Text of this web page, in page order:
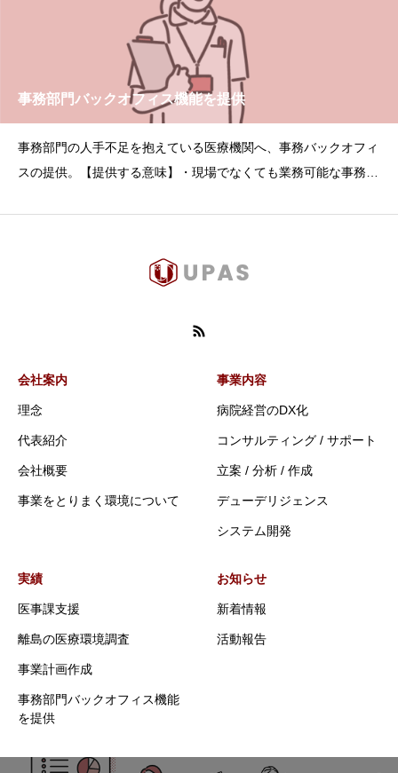
事務部門バックオフィス機能を提供
事務部門の人手不足を抱えている医療機関へ、事務バックオフィ
スの提供。【提供する意味】・現場でなくても業務可能な事務作
会社案内
理念
代表紹介
会社概要
事業をとりまく環境について
事業内容
病院経営のDX化
コンサルティング / サポート
立案 / 分析 / 作成
デューデリジェンス
システム開発
実績
医事課支援
離島の医療環境調査
事業計画作成
事務部門バックオフィス機能
を提供
お知らせ
新着情報
活動報告